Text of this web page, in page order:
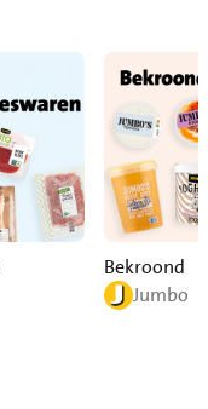
Bekroond
Jumbo